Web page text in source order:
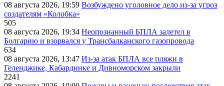
08 августа 2026, 19:59 Возбуждено уголовное дело из-за угроз
создателям «Колобка»
505
08 августа 2026, 19:34 Неопознанный БПЛА залетел в
Болгарию и взорвался у Трансбалканского газопровода
634
08 августа 2026, 13:47 Из-за атак БПЛА все пляжи в
Геленджике, Кабардинке и Дивноморском закрыли
2241